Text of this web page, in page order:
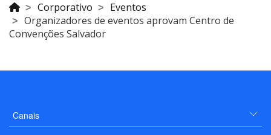
Corporativo
Eventos
Organizadores de eventos aprovam Centro de
Convenções Salvador
Canais